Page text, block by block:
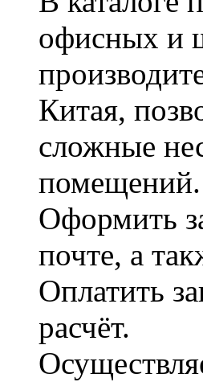
офисных и
Китая,
сложные
помещений.
Оформить
почте, а
Оплатить
расчёт.